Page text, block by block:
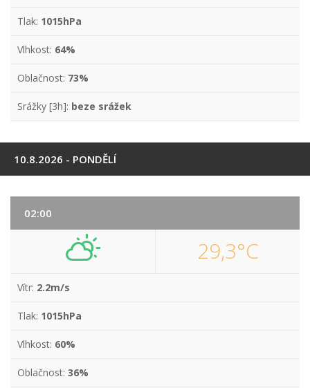
Tlak: 1015hPa
Vlhkost: 64%
Oblačnost: 73%
Srážky [3h]: beze srážek
10.8.2026 - PONDĚLÍ
02:00
29,3°C
Vítr: 2.2m/s
Tlak: 1015hPa
Vlhkost: 60%
Oblačnost: 36%